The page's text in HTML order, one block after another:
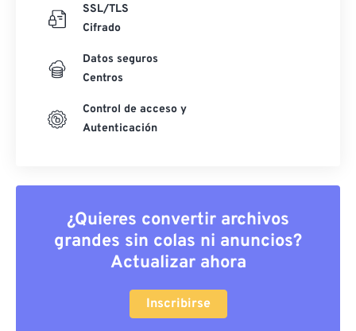
SSL/TLS
Cifrado
Datos seguros
Centros
Control de acceso y
Autenticación
¿Quieres convertir archivos
grandes sin colas ni anuncios?
Actualizar ahora
Inscribirse